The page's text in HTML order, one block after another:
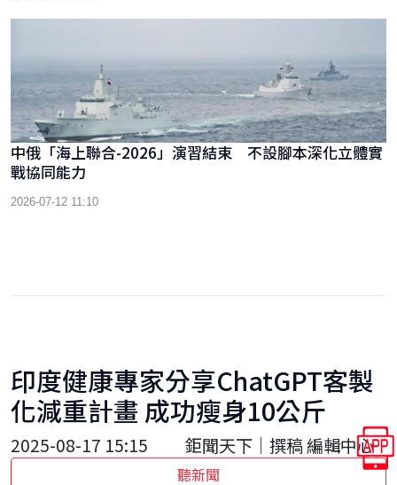
中俄「海上聯合-2026」演習結束 不設腳本深化立體實
戰協同能力
2026-07-12 11:10
印度健康專家分享ChatGPT客製
化減重計畫 成功瘦身10公斤
2025-08-17 15:15 鉅聞天下｜撰稿 編輯中心
聽新聞